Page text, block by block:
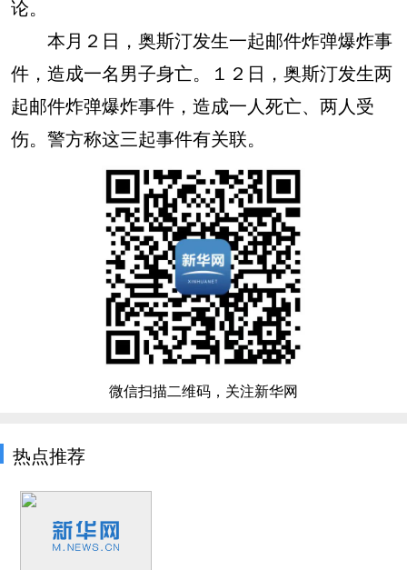
论。
本月２日，奥斯汀发生一起邮件炸弹爆炸事
件，造成一名男子身亡。１２日，奥斯汀发生两
起邮件炸弹爆炸事件，造成一人死亡、两人受
伤。警方称这三起事件有关联。
微信扫描二维码，关注新华网
热点推荐